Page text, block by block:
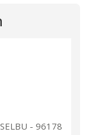
- 96178